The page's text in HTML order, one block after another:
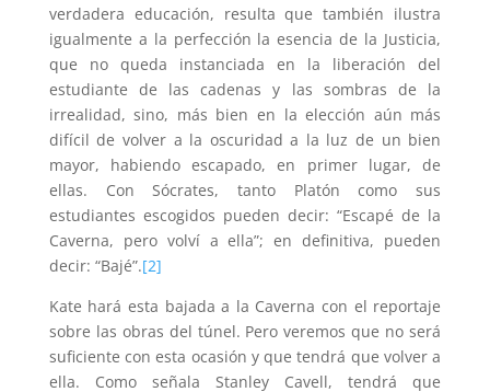
verdadera educación, resulta que también ilustra
igualmente a la perfección la esencia de la Justicia,
que no queda instanciada en la liberación del
estudiante de las cadenas y las sombras de la
irrealidad, sino, más bien en la elección aún más
difícil de volver a la oscuridad a la luz de un bien
mayor, habiendo escapado, en primer lugar, de
ellas. Con Sócrates, tanto Platón como sus
estudiantes escogidos pueden decir: “Escapé de la
Caverna, pero volví a ella”; en definitiva, pueden
decir: “Bajé”.[2]
Kate hará esta bajada a la Caverna con el reportaje
sobre las obras del túnel. Pero veremos que no será
suficiente con esta ocasión y que tendrá que volver a
ella. Como señala Stanley Cavell, tendrá que